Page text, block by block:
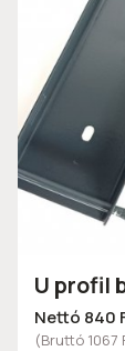
U profil
Nettó 840
(Bruttó 1067